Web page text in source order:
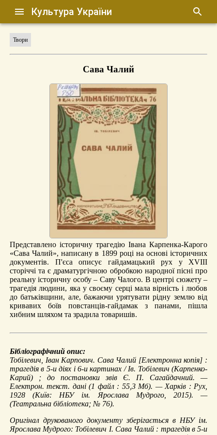
Культура України
Твори
Сава Чалий
Представлено історичну трагедію Івана Карпенка-Карого
«Сава Чалий», написану в 1899 році на основі історичних
документів. П'єса описує гайдамацький рух у XVIII
сторіччі та є драматургічною обробкою народної пісні про
реальну історичну особу – Саву Чалого. В центрі сюжету –
трагедія людини, яка у своєму серці мала вірність і любов
до батьківщини, але, бажаючи урятувати рідну землю від
кривавих боїв повстанців-гайдамак з панами, пішла
хибним шляхом та зрадила товаришів.
Бібліографічний опис:
Тобілевич, Іван Карпович. Сава Чалий [Електронна копія] :
трагедія в 5-и діях і 6-и картинах / Ів. Тобілевич (Карпенко-
Карий) ; до постановки звів Є. П. Сагайдачний. —
Електрон. текст. дані (1 файл : 55,3 Мб). — Харків : Рух,
1928 (Київ: НБУ ім. Ярослава Мудрого, 2015). —
(Театральна бібліотека; № 76).
Оригінал друкованого документу зберігається в НБУ ім.
Ярослава Мудрого: Тобілевич І. Сава Чалий : трагедія в 5-и